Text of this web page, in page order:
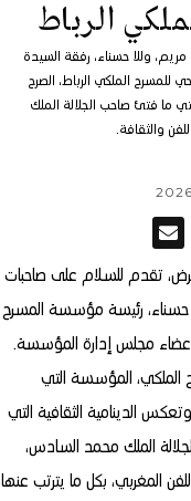
الرباط
مريم، وللا حسناء، رفقة السيدة
للمسرح الملكي الرباط، الصرح
ما فتئ صاحب الجلالة الملك
والثقافة.
تقدم للسلام على صاحبات
حسناء، رئيسة مؤسسة المسرح
أعضاء مجلس إدارة المؤسسة.
المؤسسة التي
الدينامية الثقافية التي
الملك محمد السادس،
المغربي، بكل ما يترتب عنها